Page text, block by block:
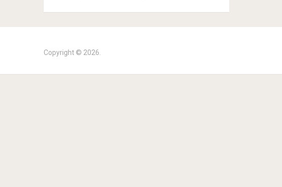
Copyright © 2026.